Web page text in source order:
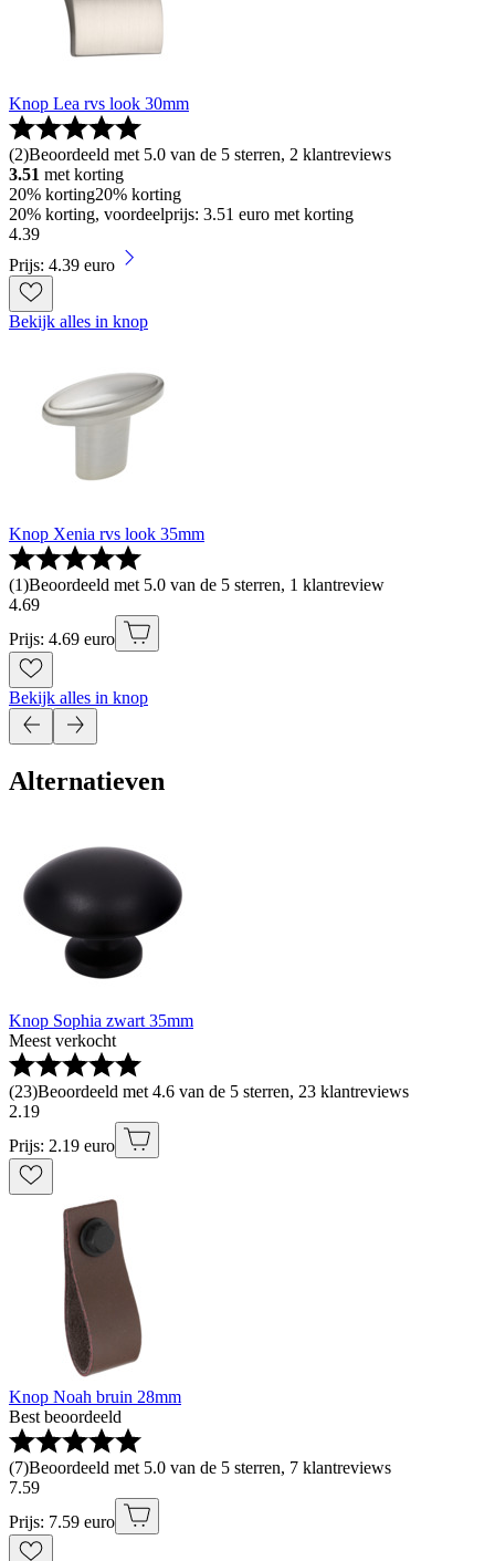
Knop Lea rvs look 30mm
(2)Beoordeeld met 5.0 van de 5 sterren, 2 klantreviews
3.51 met korting
20% korting20% korting
20% korting, voordeelprijs: 3.51 euro met korting
4.39
Prijs: 4.39 euro
Bekijk alles in knop
Knop Xenia rvs look 35mm
(1)Beoordeeld met 5.0 van de 5 sterren, 1 klantreview
4.69
Prijs: 4.69 euro
Bekijk alles in knop
Alternatieven
Knop Sophia zwart 35mm
Meest verkocht
(23)Beoordeeld met 4.6 van de 5 sterren, 23 klantreviews
2.19
Prijs: 2.19 euro
Knop Noah bruin 28mm
Best beoordeeld
(7)Beoordeeld met 5.0 van de 5 sterren, 7 klantreviews
7.59
Prijs: 7.59 euro